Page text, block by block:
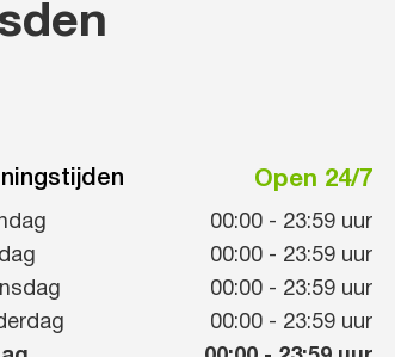
Open 24/7
00:00 - 23:59 uur
00:00 - 23:59 uur
00:00 - 23:59 uur
00:00 - 23:59 uur